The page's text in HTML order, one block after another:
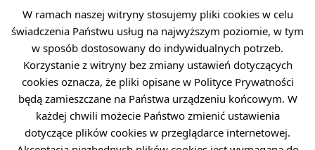
W ramach naszej witryny stosujemy pliki cookies w celu
świadczenia Państwu usług na najwyższym poziomie, w tym
w sposób dostosowany do indywidualnych potrzeb.
Korzystanie z witryny bez zmiany ustawień dotyczących
cookies oznacza, że pliki opisane w Polityce Prywatności
będą zamieszczane na Państwa urządzeniu końcowym. W
każdej chwili możecie Państwo zmienić ustawienia
dotyczące plików cookies w przeglądarce internetowej.
Plan badawczy